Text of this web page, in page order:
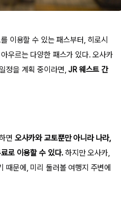
이용할 수 있는 패스부터, 히로시
우르는 다양한 패스가 있다. 오사카
정을 계획 중이라면,JR 웨스트 간
면 오사카와 교토뿐만 아니라 나라,
로 이용할 수 있다.하지만 오사카,
때문에, 미리 둘러볼 여행지 주변에